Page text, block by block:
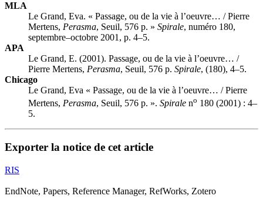
MLA
Le Grand, Eva. « Passage, ou de la vie à l’oeuvre… / Pierre
Mertens, Perasma, Seuil, 576 p. » Spirale, numéro 180,
septembre–octobre 2001, p. 4–5.
APA
Le Grand, E. (2001). Passage, ou de la vie à l’oeuvre… /
Pierre Mertens, Perasma, Seuil, 576 p. Spirale, (180), 4–5.
Chicago
Le Grand, Eva « Passage, ou de la vie à l’oeuvre… / Pierre
Mertens, Perasma, Seuil, 576 p. ». Spirale no 180 (2001) : 4–
5.
Exporter la notice de cet article
RIS
EndNote, Papers, Reference Manager, RefWorks, Zotero